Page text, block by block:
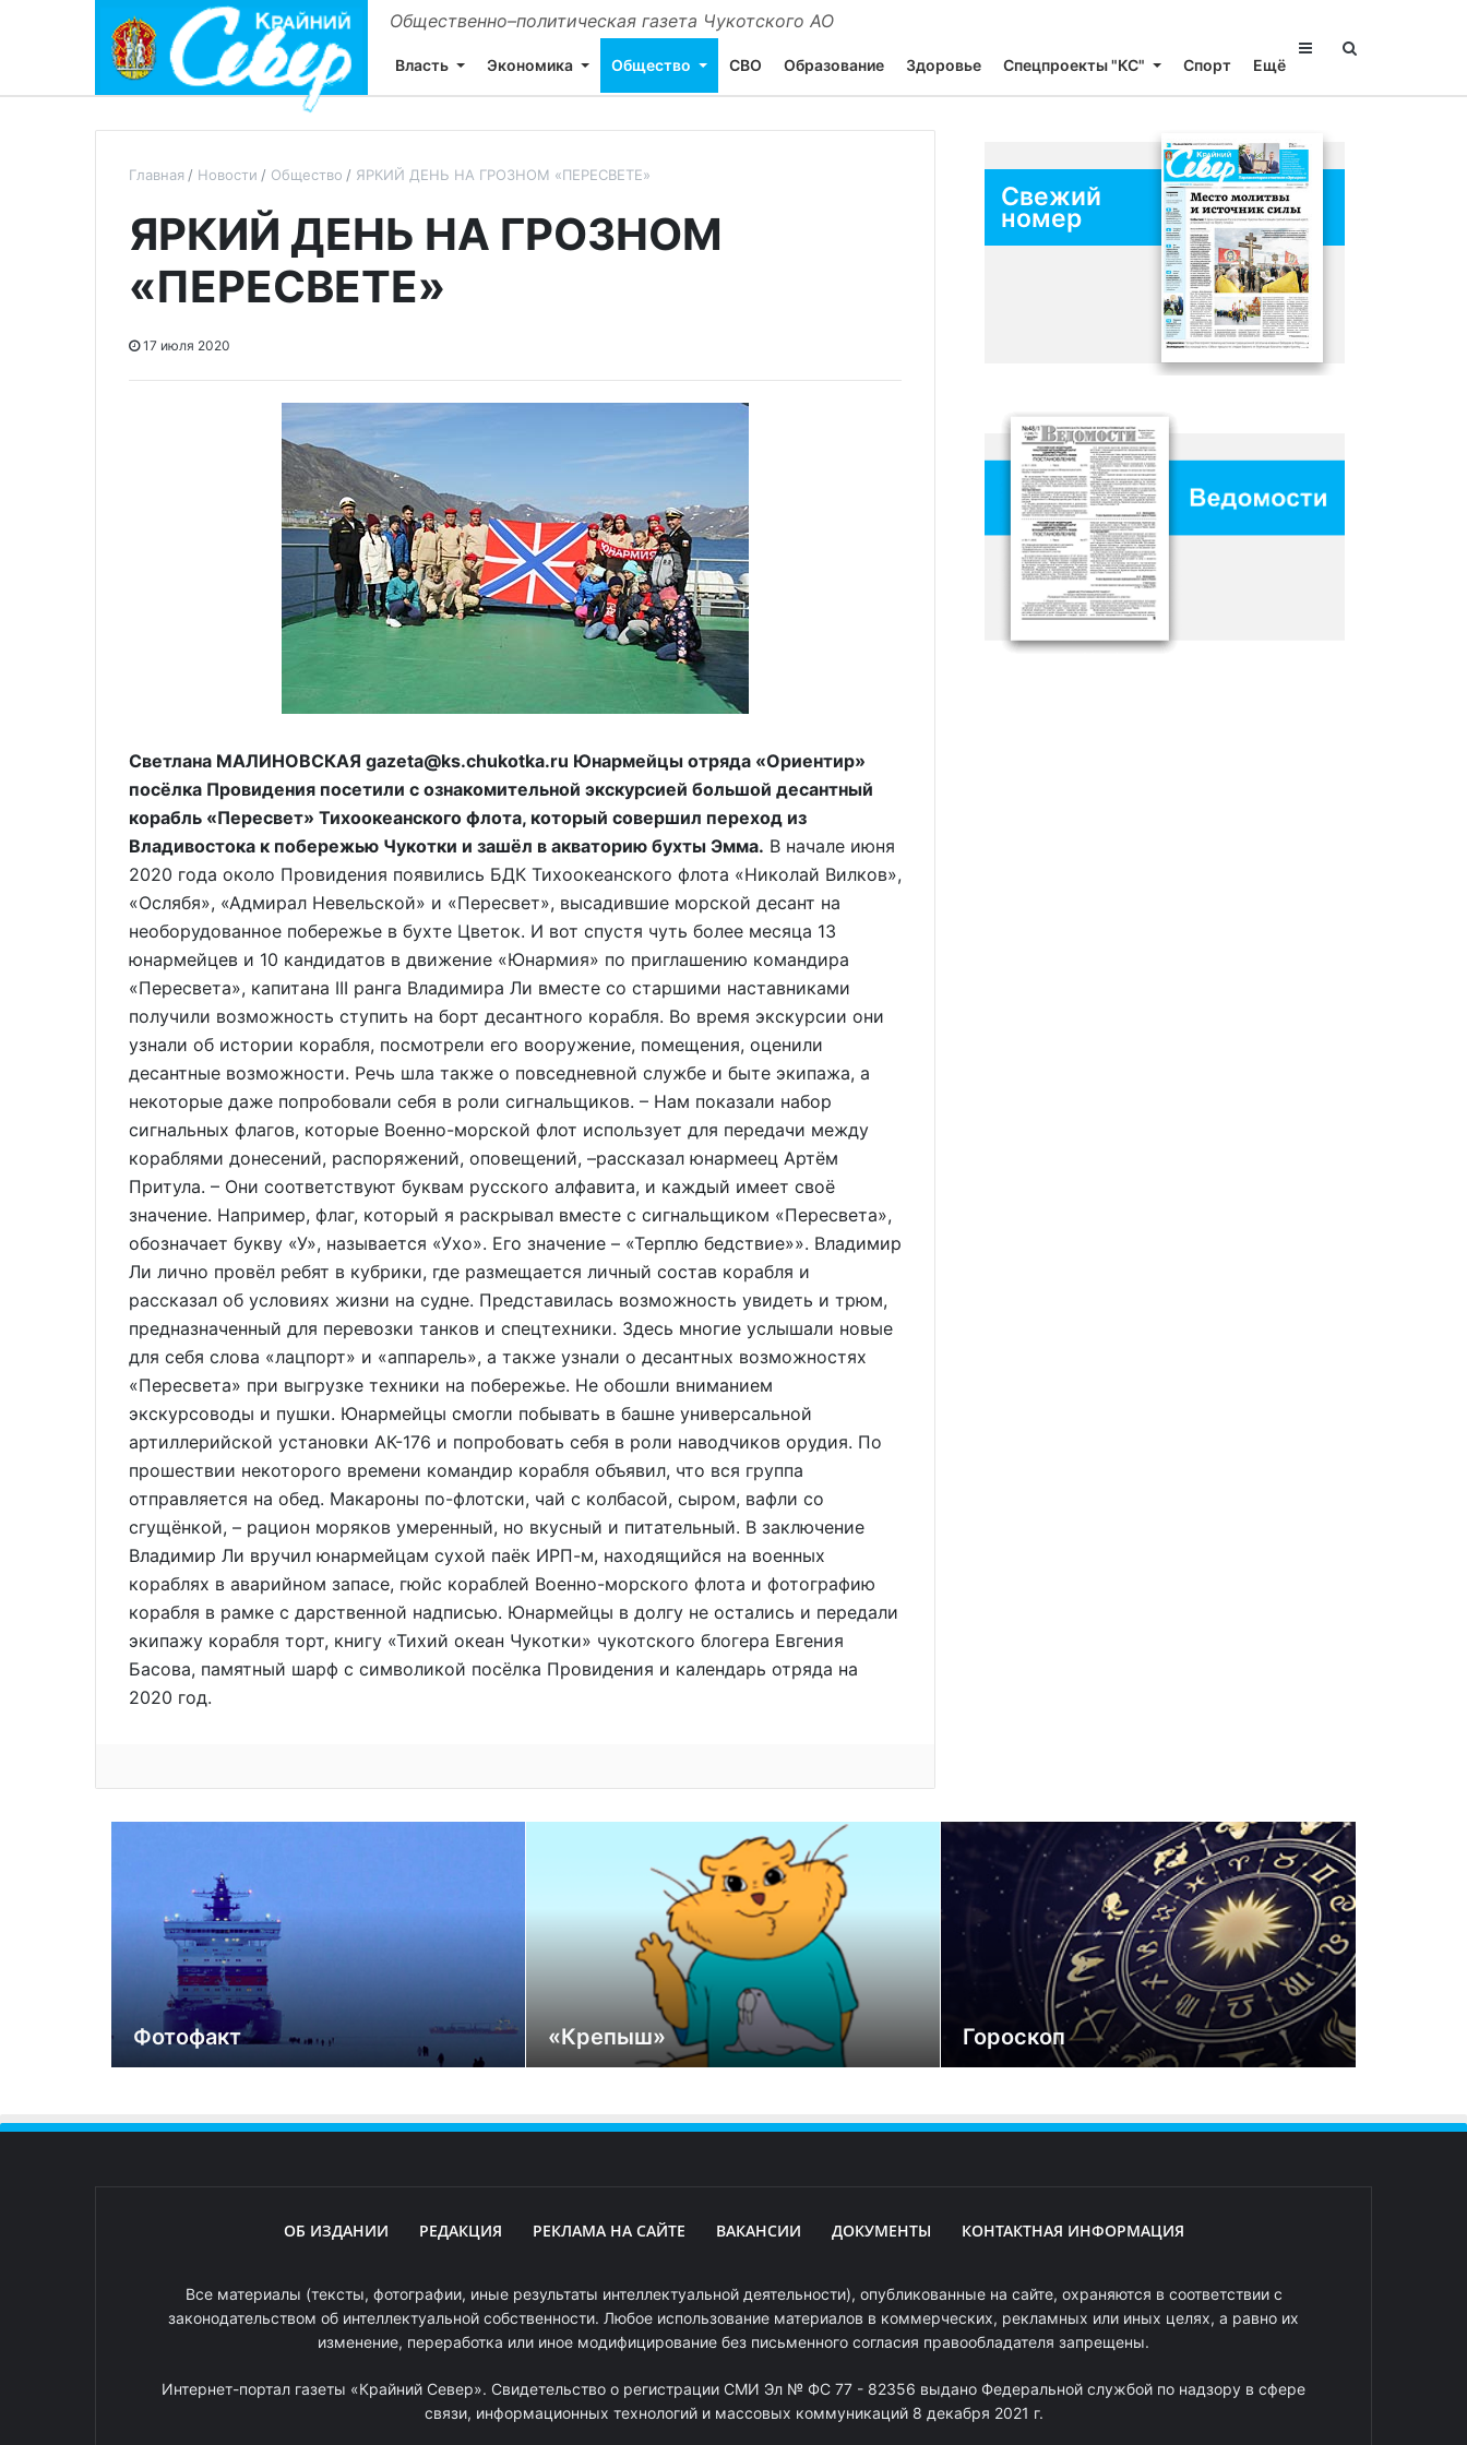
Общественно–политическая газета Чукотского АО
Власть Экономика Общество СВО Образование Здоровье Спецпроекты "КС" Спорт Ещё
Главная Новости Общество ЯРКИЙ ДЕНЬ НА ГРОЗНОМ «ПЕРЕСВЕТЕ»
ЯРКИЙ ДЕНЬ НА ГРОЗНОМ
«ПЕРЕСВЕТЕ»
17 июля 2020
Светлана МАЛИНОВСКАЯ gazeta@ks.chukotka.ru Юнармейцы отряда «Ориентир»
посёлка Провидения посетили с ознакомительной экскурсией большой десантный
корабль «Пересвет» Тихоокеанского флота, который совершил переход из
Владивостока к побережью Чукотки и зашёл в акваторию бухты Эмма. В начале июня
2020 года около Провидения появились БДК Тихоокеанского флота «Николай Вилков»,
«Ослябя», «Адмирал Невельской» и «Пересвет», высадившие морской десант на
необорудованное побережье в бухте Цветок. И вот спустя чуть более месяца 13
юнармейцев и 10 кандидатов в движение «Юнармия» по приглашению командира
«Пересвета», капитана III ранга Владимира Ли вместе со старшими наставниками
получили возможность ступить на борт десантного корабля. Во время экскурсии они
узнали об истории корабля, посмотрели его вооружение, помещения, оценили
десантные возможности. Речь шла также о повседневной службе и быте экипажа, а
некоторые даже попробовали себя в роли сигнальщиков. – Нам показали набор
сигнальных флагов, которые Военно-морской флот использует для передачи между
кораблями донесений, распоряжений, оповещений, –рассказал юнармеец Артём
Притула. – Они соответствуют буквам русского алфавита, и каждый имеет своё
значение. Например, флаг, который я раскрывал вместе с сигнальщиком «Пересвета»,
обозначает букву «У», называется «Ухо». Его значение – «Терплю бедствие»». Владимир
Ли лично провёл ребят в кубрики, где размещается личный состав корабля и
рассказал об условиях жизни на судне. Представилась возможность увидеть и трюм,
предназначенный для перевозки танков и спецтехники. Здесь многие услышали новые
для себя слова «лацпорт» и «аппарель», а также узнали о десантных возможностях
«Пересвета» при выгрузке техники на побережье. Не обошли вниманием
экскурсоводы и пушки. Юнармейцы смогли побывать в башне универсальной
артиллерийской установки АК-176 и попробовать себя в роли наводчиков орудия. По
прошествии некоторого времени командир корабля объявил, что вся группа
отправляется на обед. Макароны по-флотски, чай с колбасой, сыром, вафли со
сгущёнкой, – рацион моряков умеренный, но вкусный и питательный. В заключение
Владимир Ли вручил юнармейцам сухой паёк ИРП-м, находящийся на военных
кораблях в аварийном запасе, гюйс кораблей Военно-морского флота и фотографию
корабля в рамке с дарственной надписью. Юнармейцы в долгу не остались и передали
экипажу корабля торт, книгу «Тихий океан Чукотки» чукотского блогера Евгения
Басова, памятный шарф с символикой посёлка Провидения и календарь отряда на
2020 год.
Свежий
номер
Фотофакт «Крепыш» Гороскоп
ОБ ИЗДАНИИ РЕДАКЦИЯ РЕКЛАМА НА САЙТЕ ВАКАНСИИ ДОКУМЕНТЫ КОНТАКТНАЯ ИНФОРМАЦИЯ
Все материалы (тексты, фотографии, иные результаты интеллектуальной деятельности), опубликованные на сайте, охраняются в соответствии с
законодательством об интеллектуальной собственности. Любое использование материалов в коммерческих, рекламных или иных целях, а равно их
изменение, переработка или иное модифицирование без письменного согласия правообладателя запрещены.
Интернет-портал газеты «Крайний Север». Свидетельство о регистрации СМИ Эл № ФС 77 - 82356 выдано Федеральной службой по надзору в сфере
связи, информационных технологий и массовых коммуникаций 8 декабря 2021 г.